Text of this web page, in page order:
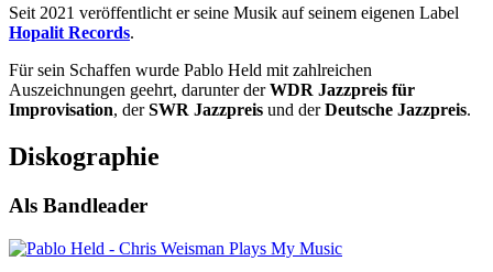
Seit 2021 veröffentlicht er seine Musik auf seinem eigenen Label
Hopalit Records.
Für sein Schaffen wurde Pablo Held mit zahlreichen
Auszeichnungen geehrt, darunter derWDR Jazzpreis für
Improvisation, derSWR Jazzpreis und derDeutsche Jazzpreis.
Diskographie
Als Bandleader